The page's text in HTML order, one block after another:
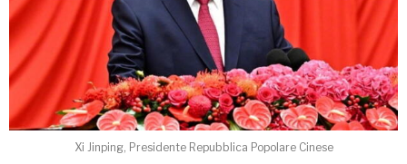
Xi Jinping, Presidente Repubblica Popolare Cinese